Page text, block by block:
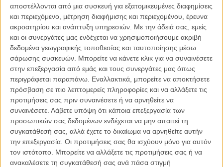
αποστέλλονται από μια συσκευή για εξατομικευμένες διαφημίσεις
και περιεχόμενο, μέτρηση διαφήμισης και περιεχομένου, έρευνα
ακροατηρίου και ανάπτυξη υπηρεσιών. Με την άδειά σας, εμείς
και οι συνεργάτες μας ενδέχεται να χρησιμοποιήσουμε ακριβή
δεδομένα γεωγραφικής τοποθεσίας και ταυτοποίησης μέσω
σάρωσης συσκευών. Μπορείτε να κάνετε κλικ για να συναινέσετε
στην επεξεργασία από εμάς και τους συνεργάτες μας όπως
περιγράφεται παραπάνω. Εναλλακτικά, μπορείτε να αποκτήσετε
πρόσβαση σε πιο λεπτομερείς πληροφορίες και να αλλάξετε τις
προτιμήσεις σας πριν συναινέσετε ή να αρνηθείτε να
συναινέσετε. Λάβετε υπόψη ότι κάποια επεξεργασία των
προσωπικών σας δεδομένων ενδέχεται να μην απαιτεί τη
συγκατάθεσή σας, αλλά έχετε το δικαίωμα να αρνηθείτε αυτήν
την επεξεργασία. Οι προτιμήσεις σας θα ισχύουν μόνο για αυτόν
τον ιστότοπο. Μπορείτε να αλλάξετε τις προτιμήσεις σας ή να
ανακαλέσετε τη συγκατάθεσή σας ανά πάσα στιγμή
Η ταινία που ετοιμάζει είναι βασισμένη στο βιβλίο της Μόλι Μπλουμ
«Molly’s Game: From Hollywood's Elite to Wall Street's Billionaire
Boys Club, My High-Stakes Adventure in the World of Underground
Poker » κι ο τίτλος μάλλον περιγράφει αναλυτικά το περιεχόμενό
του.
Δείτε κι αυτό: Στο γραφείο του Ααρον Σόρκιν
Η Τζέσικα Τσαστέιν θα υποδύεται την Μόλι Μπλουμ μια σκιέρ η
οποία μετακομίζει στο Χόλιγουντ όταν μετά από ένα ατύχημα τα
όνειρά της για τους Ολυμπιακούς πέφτουν στον γκρεμό. Ξεκινώντας
από γκαρσόνα σύντομα θα χτίσει ένα κύκλωμα για παράνομα
παιχνίδια πόκερ τα οποία θα προσελκύσουν την ελίτ του Χόλιγουντ
και παίχτες όπως ο Μπεν Αφλεκ και ο Λεονάρντο ΝτιΚάπριο.